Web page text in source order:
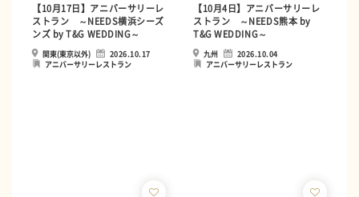
【10月17日】アニバーサリーレ
ストラン ～NEEDS横浜シーズ
ンズ by T&G WEDDING～
関東(東京以外)
2026.10.17
アニバーサリーレストラン
【10月4日】アニバーサリーレ
ストラン ～NEEDS熊本 by
T&G WEDDING～
九州
2026.10.04
アニバーサリーレストラン